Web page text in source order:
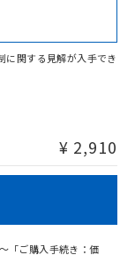
ます。
に関する見解が入手でき
¥ 2,910
「ご購入手続き：価